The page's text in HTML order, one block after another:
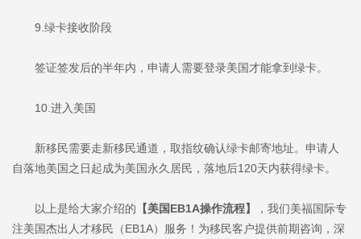
9.绿卡接收阶段
签证签发后的半年内，申请人需要登录美国才能拿到绿卡。
10.进入美国
新移民需要走新移民通道，取指纹确认绿卡邮寄地址。申请人
自落地美国之日起成为美国永久居民，落地后120天内获得绿卡。
以上是给大家介绍的 【美国EB1A操作流程】
，我们美福国际专
注美国杰出人才移民（EB1A）服务！为移民客户提供前期咨询，深